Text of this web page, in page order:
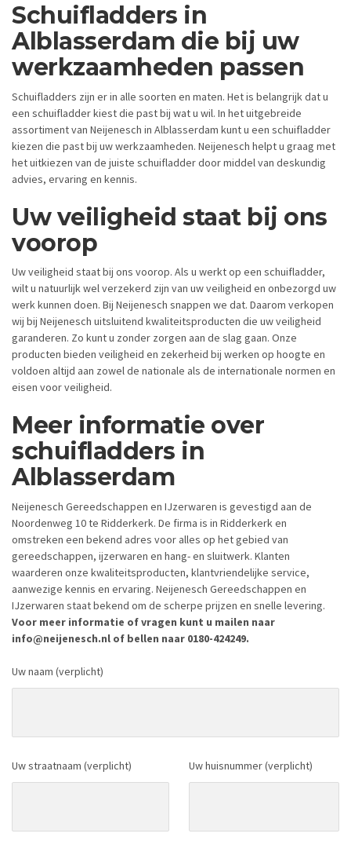
Schuifladders in
Alblasserdam die bij uw
werkzaamheden passen
Schuifladders zijn er in alle soorten en maten. Het is belangrijk dat u
een schuifladder kiest die past bij wat u wil. In het uitgebreide
assortiment van Neijenesch in Alblasserdam kunt u een schuifladder
kiezen die past bij uw werkzaamheden. Neijenesch helpt u graag met
het uitkiezen van de juiste schuifladder door middel van deskundig
advies, ervaring en kennis.
Uw veiligheid staat bij ons
voorop
Uw veiligheid staat bij ons voorop. Als u werkt op een schuifladder,
wilt u natuurlijk wel verzekerd zijn van uw veiligheid en onbezorgd uw
werk kunnen doen. Bij Neijenesch snappen we dat. Daarom verkopen
wij bij Neijenesch uitsluitend kwaliteitsproducten die uw veiligheid
garanderen. Zo kunt u zonder zorgen aan de slag gaan. Onze
producten bieden veiligheid en zekerheid bij werken op hoogte en
voldoen altijd aan zowel de nationale als de internationale normen en
eisen voor veiligheid.
Meer informatie over
schuifladders in
Alblasserdam
Neijenesch Gereedschappen en IJzerwaren is gevestigd aan de
Noordenweg 10 te Ridderkerk. De firma is in Ridderkerk en
omstreken een bekend adres voor alles op het gebied van
gereedschappen, ijzerwaren en hang- en sluitwerk. Klanten
waarderen onze kwaliteitsproducten, klantvriendelijke service,
aanwezige kennis en ervaring. Neijenesch Gereedschappen en
IJzerwaren staat bekend om de scherpe prijzen en snelle levering.
Voor meer informatie of vragen kunt u mailen naar
info@neijenesch.nl of bellen naar 0180-424249.
Uw naam (verplicht)
Uw straatnaam (verplicht) Uw huisnummer (verplicht)